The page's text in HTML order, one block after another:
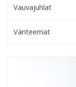
Vauvajuhlat
Väriteemat